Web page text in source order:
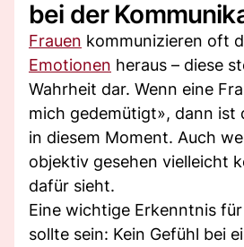
bei der
Frauen kommunizieren oft
Emotionen heraus – diese
Wahrheit dar. Wenn eine
mich gedemütigt», dann ist
in diesem Moment. Auch
objektiv gesehen vielleicht
dafür sieht.
Eine wichtige Erkenntnis
sollte sein: Kein Gefühl bei